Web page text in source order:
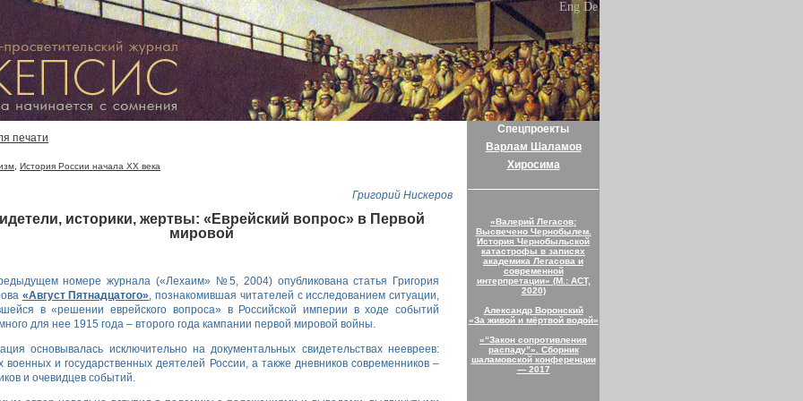
Eng De
печати
История России начала XX века
Григорий Нискеров
историки, жертвы: «Еврейский вопрос» в Первой
мировой
номере журнала («Лехаим» №5, 2004) опубликована статья Григория
«Август Пятнадцатого» , познакомившая читателей с исследованием ситуации,
в «решении еврейского вопроса» в Российской империи в ходе событий
для нее 1915 года – второго года кампании первой мировой войны.
основывалась исключительно на документальных свидетельствах неевреев:
военных и государственных деятелей России, а также дневников современников –
и очевидцев событий.
Спецпроекты
Варлам Шаламов
Хиросима
«Валерий Легасов:
Высвечено Чернобылем.
История Чернобыльской
катастрофы в записях
академика Легасова и
современной
интерпретации» (М.: АСТ,
2020)
Александр Воронский
«За живой и мёртвой водой»
«“Закон сопротивления
распаду”». Сборник
шаламовской конференции
— 2017